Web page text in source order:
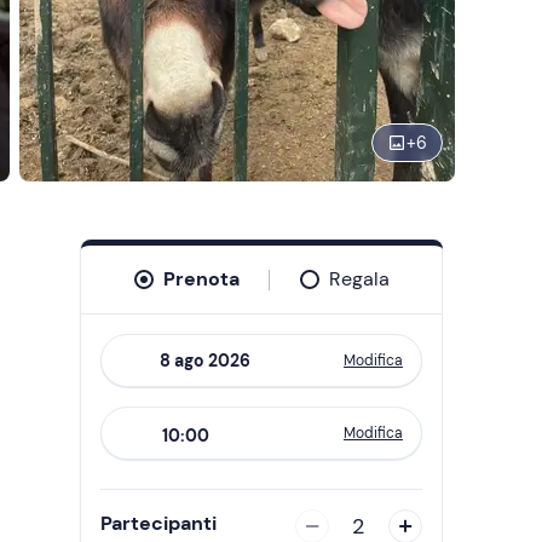
+6
Prenota Regala
forward
to
interact
with
Modifica
10:00 Modifica
Partecipanti 2